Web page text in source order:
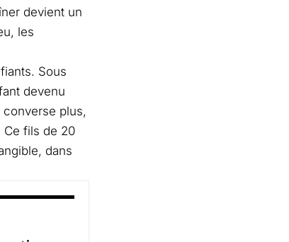
devient un
les
Sous
devenu
converse plus,
Ce fils de 20
dans